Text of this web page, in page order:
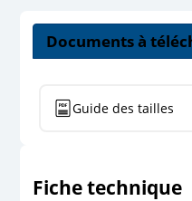
Documents à
Guide des tailles
Fiche technique